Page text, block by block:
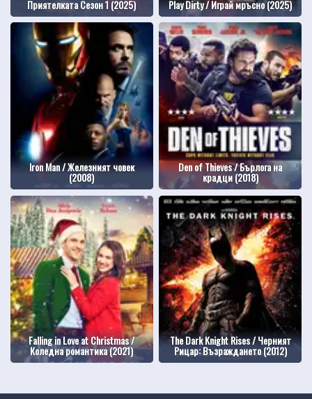
Приятелката Сезон 1 (2025) Play Dirty / Играй мръсно (2025)
Iron Man / Железният човек
(2008)
Den of Thieves / Бърлога на
крадци (2018)
Falling in Love at Christmas /
Коледна романтика (2021)
The Dark Knight Rises / Черният
Рицар: Възраждането (2012)